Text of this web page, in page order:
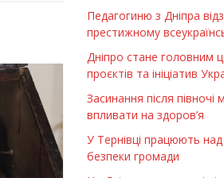
Педагогиню з Дніпра
престижному
Дніпро стане головним
проєктів та ініціатив
Засинання після
впливати на здоров’я
У Тернівці працюють
безпеки громади